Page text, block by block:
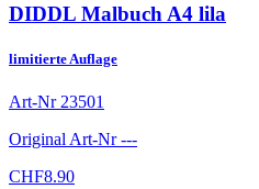
DIDDL Malbuch A4 lila
limitierte Auflage
Art-Nr 23501
Original Art-Nr---
CHF8.90